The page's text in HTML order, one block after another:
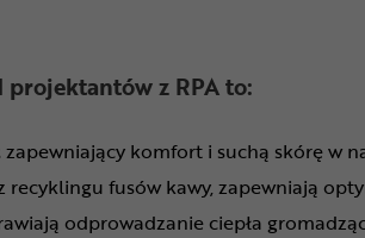
z RPA to:
zapewniający komfort i suchą skórę w
recyklingu fusów kawy, zapewniają
odprowadzanie ciepła